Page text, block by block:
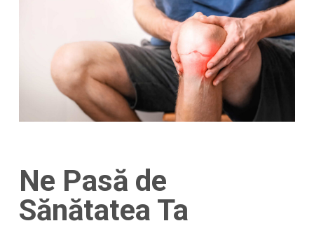
Ne Pasă de
Sănătatea Ta